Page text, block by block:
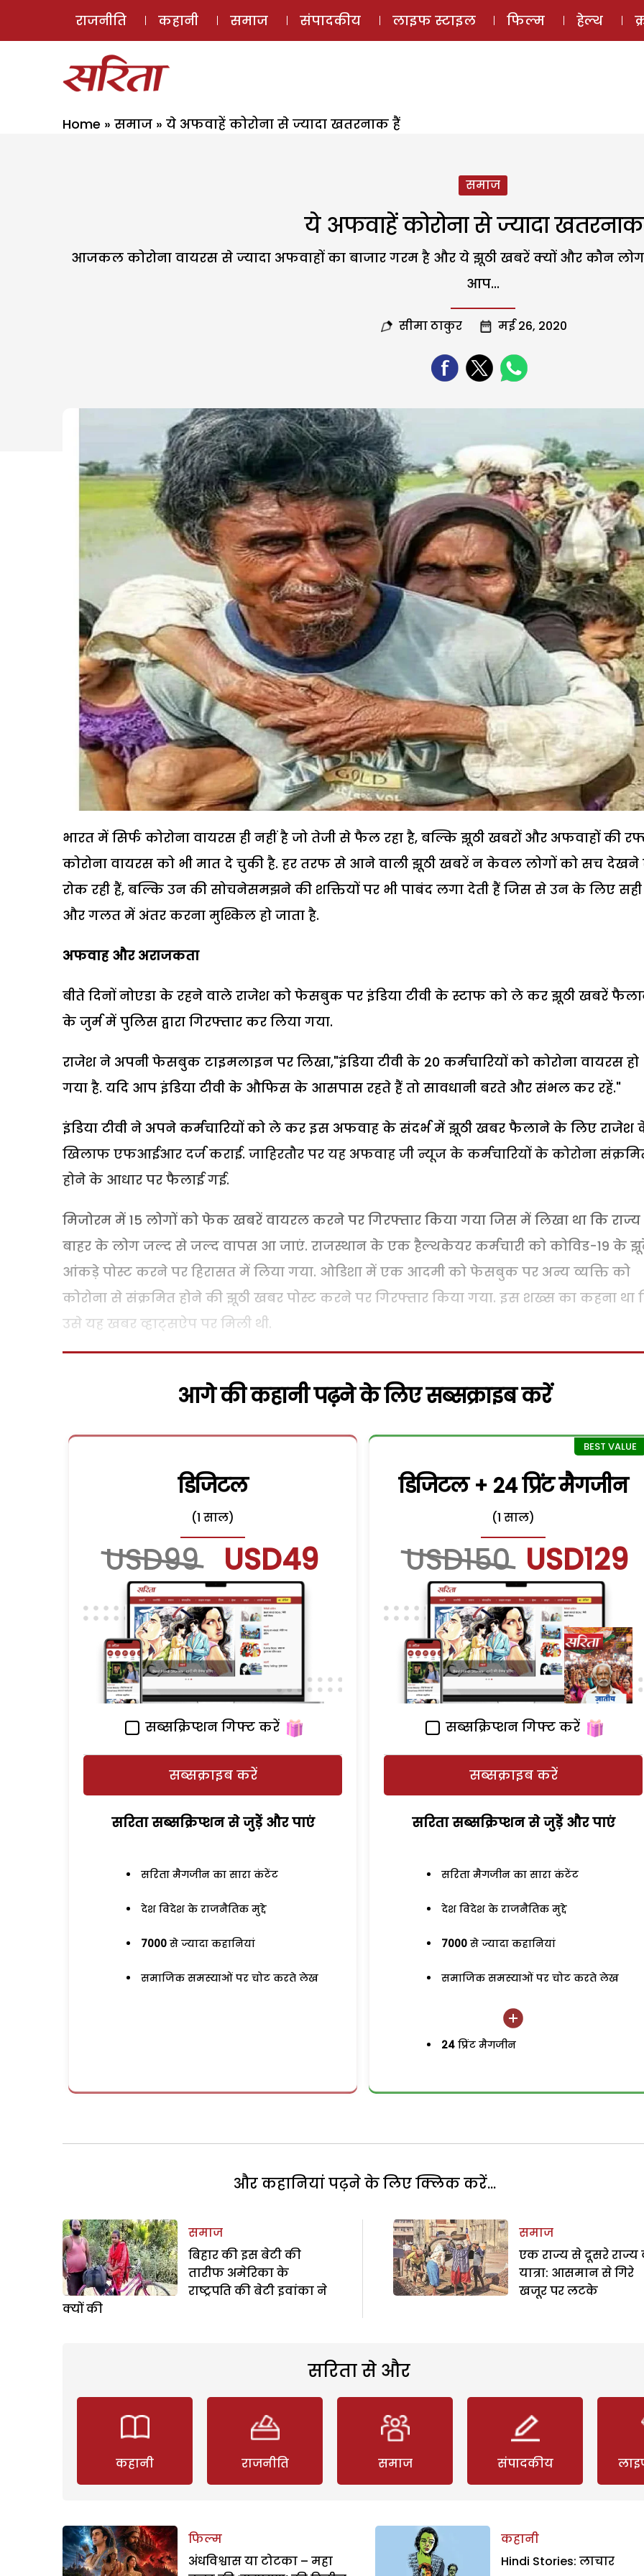
ई-मैगज़ीन
राजनीति कहानी समाज संपादकीय लाइफ स्टाइल फिल्म हेल्थ
Home » समाज » ये अफवाहें कोरोना से ज्यादा खतरनाक हैं
समाज
ये अफवाहें कोरोना से ज्यादा
आजकल कोरोना वायरस से ज्यादा अफवाहों का बाजार गरम है और ये झूठी खबरें क्यों और कौन
आप...
सीमा ठाकुर मई 26, 2020
भारत में सिर्फ कोरोना वायरस ही नहीं है जो तेजी से फैल रहा है, बल्कि झूठी खबरों और अफवाहों की
कोरोना वायरस को भी मात दे चुकी है. हर तरफ से आने वाली झूठी खबरें न केवल लोगों को सच
रोक रही हैं, बल्कि उन की सोचनेसमझने की शक्तियों पर भी पाबंद लगा देती हैं जिस से उन के लिए सही
और गलत में अंतर करना मुश्किल हो जाता है.
अफवाह और अराजकता
बीते दिनों नोएडा के रहने वाले राजेश को फेसबुक पर इंडिया टीवी के स्टाफ को ले कर झूठी खबरें
के जुर्म में पुलिस द्वारा गिरफ्तार कर लिया गया.
राजेश ने अपनी फेसबुक टाइमलाइन पर लिखा,"इंडिया टीवी के 20 कर्मचारियों को कोरोना वायरस हो
गया है. यदि आप इंडिया टीवी के औफिस के आसपास रहते हैं तो सावधानी बरते और संभल कर रहें."
इंडिया टीवी ने अपने कर्मचारियों को ले कर इस अफवाह के संदर्भ में झूठी खबर फैलाने के लिए राजेश
खिलाफ एफआईआर दर्ज कराई. जाहिरतौर पर यह अफवाह जी न्यूज के कर्मचारियों के कोरोना
होने के आधार पर फैलाई गई.
मिजोरम में 15 लोगों को फेक खबरें वायरल करने पर गिरफ्तार किया गया जिस में लिखा था कि
बाहर के लोग जल्द से जल्द वापस आ जाएं. राजस्थान के एक हैल्थकेयर कर्मचारी को कोविड-19 के
आंकड़े पोस्ट करने पर हिरासत में लिया गया. ओडिशा में एक आदमी को फेसबुक पर अन्य व्यक्ति को
कोरोना से संक्रमित होने की झूठी खबर पोस्ट करने पर गिरफ्तार किया गया. इस शख्स का कहना था
उसे यह खबर व्हाट्सऐप पर मिली थी.
आगे की कहानी पढ़ने के लिए सब्सक्राइब करें
डिजिटल
(1 साल)
USD99 USD49
सब्सक्रिप्शन गिफ्ट करें
सब्सक्राइब करें
सरिता सब्सक्रिप्शन से जुड़ेें और पाएं
सरिता मैगजीन का सारा कंटेंट
देश विदेश के राजनैतिक मुद्दे
7000 से ज्यादा कहानियां
समाजिक समस्याओं पर चोट करते लेख
डिजिटल + 24 प्रिंट मैगजीन
(1 साल)
USD150 USD129
सब्सक्रिप्शन गिफ्ट करें
सब्सक्राइब करें
सरिता सब्सक्रिप्शन से जुड़ेें और पाएं
सरिता मैगजीन का सारा कंटेंट
देश विदेश के राजनैतिक मुद्दे
7000 से ज्यादा कहानियां
समाजिक समस्याओं पर चोट करते लेख
24 प्रिंट मैगजीन
और कहानियां पढ़ने के लिए क्लिक करें...
समाज
बिहार की इस बेटी की
तारीफ अमेरिका के
राष्ट्रपति की बेटी इवांका ने
क्यों की
समाज
एक राज्य से दूसरे राज्य
यात्रा: आसमान से गिरे
खजूर पर लटके
सरिता से और
कहानी राजनीति समाज संपादकीय
फिल्म
अंधविश्वास या टोटका – महा
कहानी
Hindi Stories: लाचार